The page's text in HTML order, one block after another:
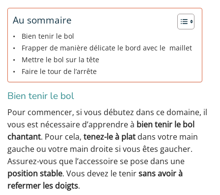
Au sommaire
Bien tenir le bol
Frapper de manière délicate le bord avec le maillet
Mettre le bol sur la tête
Faire le tour de l’arrête
Bien tenir le bol
Pour commencer, si vous débutez dans ce domaine, il
vous est nécessaire d’apprendre à bien tenir le bol
chantant. Pour cela, tenez-le à plat dans votre main
gauche ou votre main droite si vous êtes gaucher.
Assurez-vous que l’accessoire se pose dans une
position stable. Vous devez le tenirsans avoir à
refermer les doigts.